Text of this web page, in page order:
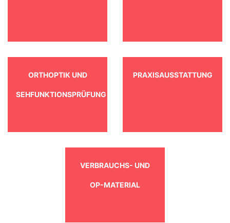
ORTHOPTIK UND
SEHFUNKTIONSPRÜFUNG
PRAXISAUSSTATTUNG
VERBRAUCHS- UND
OP-MATERIAL